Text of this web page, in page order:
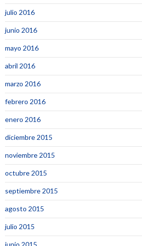
julio 2016
junio 2016
mayo 2016
abril 2016
marzo 2016
febrero 2016
enero 2016
diciembre 2015
noviembre 2015
octubre 2015
septiembre 2015
agosto 2015
julio 2015
junio 2015